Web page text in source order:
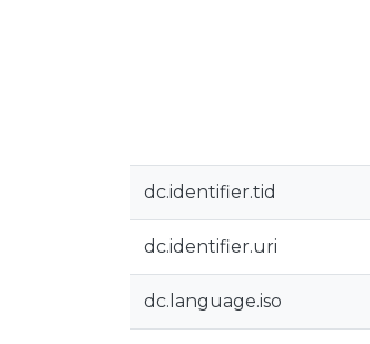
dc.identifier.tid
dc.identifier.uri
dc.language.iso